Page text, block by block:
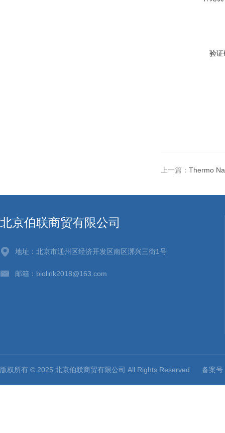
验证
上一篇： Thermo
北京伯联商贸有限公司
地址：北京市通州区经济开发区南区漷兴三街1号
邮箱：biolink2018@163.com
版权所有 © 2025 北京伯联商贸有限公司 All Rights Reserved 备案号